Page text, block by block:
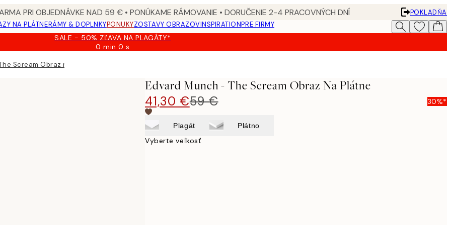
PRI OBJEDNÁVKE NAD 59 € • PONÚKAME RÁMOVANIE • DORUČENIE 2-4 PRACOVNÝCH DNÍ
POKLADŇA
NA PLÁTNERÁMY & DOPLNKYPONUKYZOSTAVY OBRAZOVINSPIRATIONPRE FIRMY
SALE - 50% ZĽAVA NA PLAGÁTY*
0 min0 s
Platné
Scream Obraz na plátne
Edvard Munch - The Scream Obraz Na Plátne
41,30 €59 € 30%*
Plagát Plátno
Vyberte veľkosť